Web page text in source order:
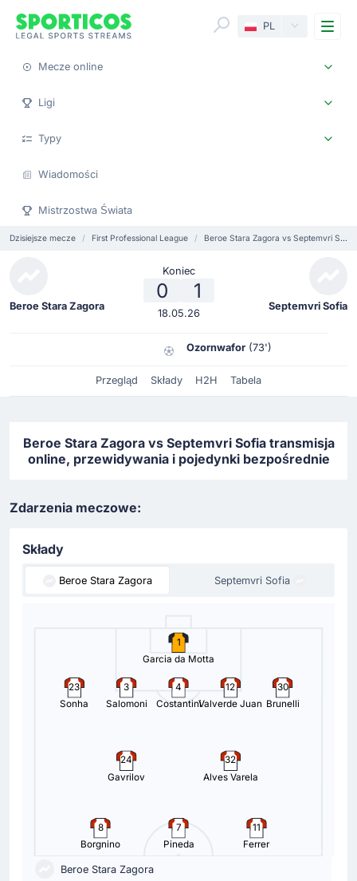
PL
Mecze online
Ligi
Typy
Wiadomości
Mistrzostwa Świata
Dzisiejsze mecze First Professional League Beroe Stara Zagora vs Septemvri Sofia
Beroe Stara Zagora
Koniec
0 1
18.05.26
Septemvri Sofia
Ozornwafor (73')
Przegląd Składy H2H Tabela
Beroe Stara Zagora vs Septemvri Sofia transmisja
online, przewidywania i pojedynki bezpośrednie
Zdarzenia meczowe:
Składy
Beroe Stara Zagora Septemvri Sofia
8
Borgnino
7
Pineda
11
Ferrer
24
Gavrilov
32
Alves Varela
23
Sonha
3
Salomoni
4
Costantini
12
Valverde Juan
30
Brunelli
1
Garcia da Motta
Beroe Stara Zagora